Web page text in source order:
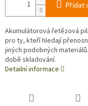
Přidat
Akumulátorová řetězová
pro ty, kteří hledají
jiných podobných
době skladování.
Detailní informace